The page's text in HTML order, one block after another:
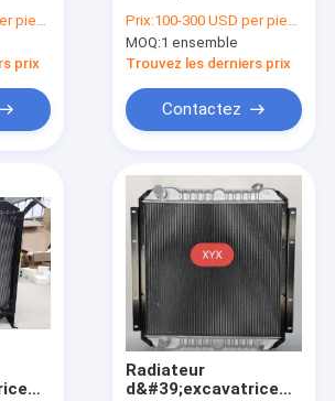
de
piece
prix
Pièce de
refroidissement de
remplacement du
Prix:100-300 USD per piece
MOQ:1 ensemble
Trouvez les derniers prix
Contactez
Radiateur
d&#39;excavatrice